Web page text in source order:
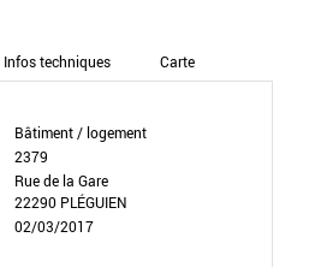
Infos techniques Carte
Bâtiment / logement
2379
Rue de la Gare
22290 PLÉGUIEN
02/03/2017